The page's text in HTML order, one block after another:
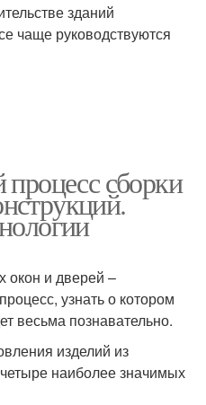
зданий
чаще руководствуются
сборки
окон и дверей –
узнать о котором
весьма познавательно.
изделий из
наиболее значимых